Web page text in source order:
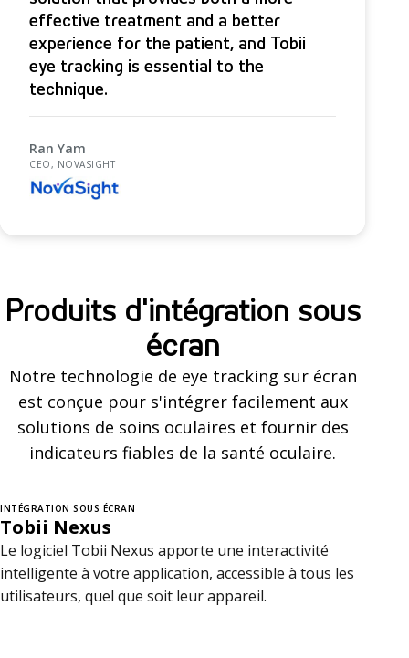
effective treatment and a better
experience for the patient, and Tobii
eye tracking is essential to the
technique.
Ran Yam
CEO, NOVASIGHT
Produits d'intégration sous
écran
Notre technologie de eye tracking sur écran
est conçue pour s'intégrer facilement aux
solutions de soins oculaires et fournir des
indicateurs fiables de la santé oculaire.
INTÉGRATION SOUS ÉCRAN
Tobii Nexus
Le logiciel Tobii Nexus apporte une interactivité
intelligente à votre application, accessible à tous les
utilisateurs, quel que soit leur appareil.